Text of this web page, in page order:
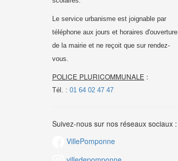
Le service urbanisme est joignable par
téléphone aux jours et horaires d'ouverture
de la mairie et ne reçoit que sur rendez-
vous.
POLICE PLURICOMMUNALE :
Tél. : 01 64 02 47 47
Suivez-nous sur nos réseaux sociaux :
VillePomponne